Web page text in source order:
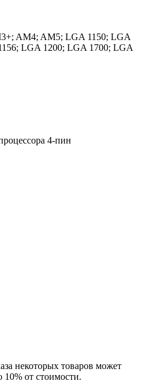
AM4; AM5; LGA 1150; LGA
LGA 1200; LGA 1700; LGA
4-пин
некоторых товаров может
10% от стоимости.